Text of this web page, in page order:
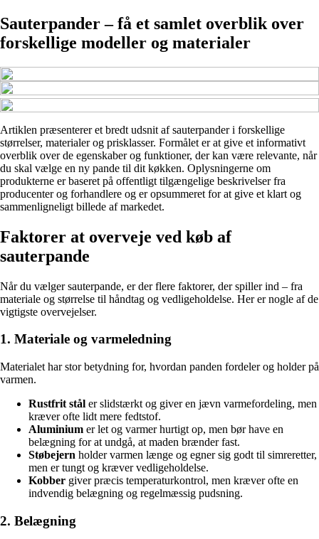
Sauterpander – få et samlet overblik over
forskellige modeller og materialer
Artiklen præsenterer et bredt udsnit af sauterpander i forskellige
størrelser, materialer og prisklasser. Formålet er at give et informativt
overblik over de egenskaber og funktioner, der kan være relevante, når
du skal vælge en ny pande til dit køkken. Oplysningerne om
produkterne er baseret på offentligt tilgængelige beskrivelser fra
producenter og forhandlere og er opsummeret for at give et klart og
sammenligneligt billede af markedet.
Faktorer at overveje ved køb af
sauterpande
Når du vælger sauterpande, er der flere faktorer, der spiller ind – fra
materiale og størrelse til håndtag og vedligeholdelse. Her er nogle af de
vigtigste overvejelser.
1. Materiale og varmeledning
Materialet har stor betydning for, hvordan panden fordeler og holder på
varmen.
Rustfrit stål er slidstærkt og giver en jævn varmefordeling, men
kræver ofte lidt mere fedtstof.
Aluminium er let og varmer hurtigt op, men bør have en
belægning for at undgå, at maden brænder fast.
Støbejern holder varmen længe og egner sig godt til simreretter,
men er tungt og kræver vedligeholdelse.
Kobber giver præcis temperaturkontrol, men kræver ofte en
indvendig belægning og regelmæssig pudsning.
2. Belægning